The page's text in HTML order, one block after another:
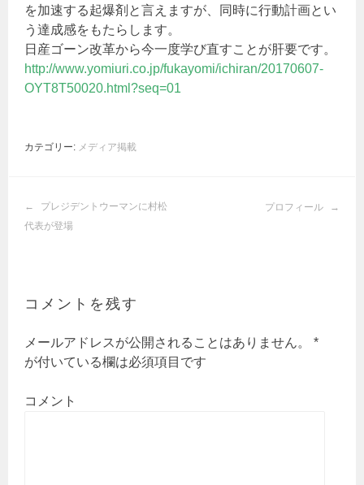
を加速する起爆剤と言えますが、同時に行動計画とい
う達成感をもたらします。
日産ゴーン改革から今一度学び直すことが肝要です。
http://www.yomiuri.co.jp/fukayomi/ichiran/20170607-
OYT8T50020.html?seq=01
カテゴリー: メディア掲載
投
稿
ー
ョ
ン
プレジデントウーマンに村松
代表が登場
プロフィール
コメントを残す
メールアドレスが公開されることはありません。
*
が付いている欄は必須項目です
コメント